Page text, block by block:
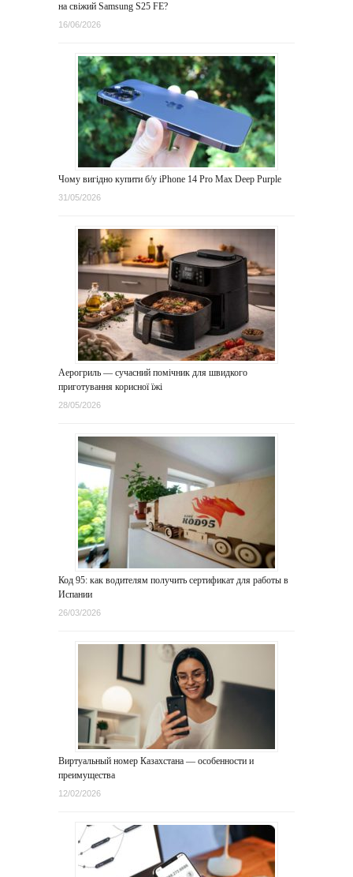
на свіжий Samsung S25 FE?
16/06/2026
Чому вигідно купити б/у iPhone 14 Pro Max Deep Purple
31/05/2026
Аерогриль — сучасний помічник для швидкого
приготування корисної їжі
28/05/2026
Код 95: как водителям получить сертификат для работы в
Испании
26/03/2026
Виртуальный номер Казахстана — особенности и
преимущества
12/02/2026